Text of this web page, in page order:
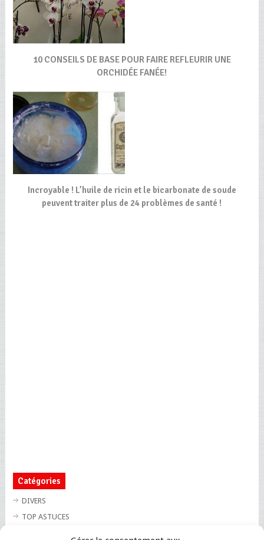
10 CONSEILS DE BASE POUR FAIRE REFLEURIR UNE
ORCHIDÉE FANÉE!
Incroyable ! L’huile de ricin et le bicarbonate de soude
peuvent traiter plus de 24 problèmes de santé !
Catégories
DIVERS
TOP ASTUCES